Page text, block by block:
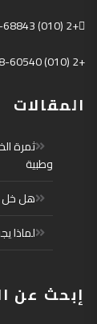
+2 (010) 000-68843
+2 (010) 008-60540
المقالات
ثمرة
وطبية
هل خل
لماذا
إبحث عن